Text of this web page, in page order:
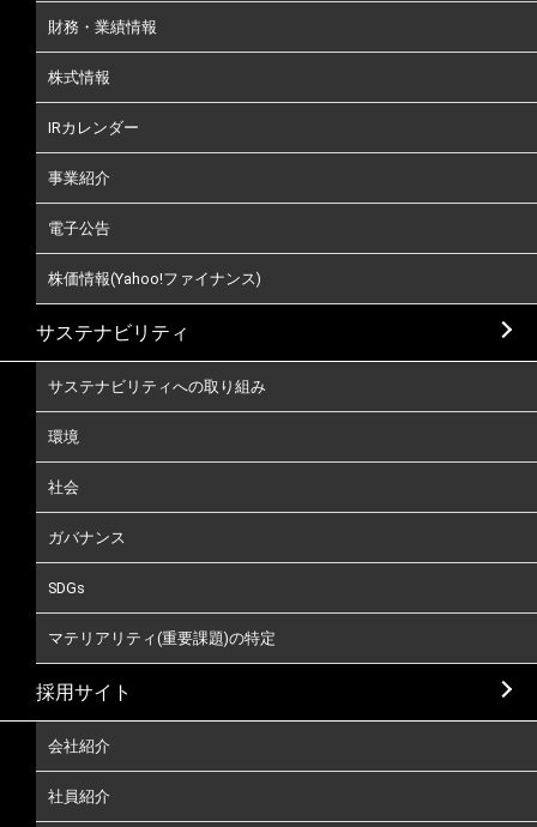
財務・業績情報
株式情報
IRカレンダー
事業紹介
電子公告
株価情報(Yahoo!ファイナンス)
サステナビリティ
サステナビリティへの取り組み
環境
社会
ガバナンス
SDGs
マテリアリティ(重要課題)の特定
採用サイト
会社紹介
社員紹介